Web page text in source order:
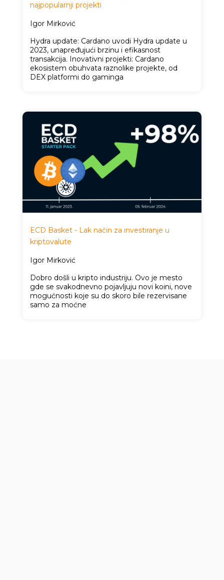
najpopularnji projekti
Igor Mirković
Hydra update: Cardano uvodi Hydra update u
2023, unapređujući brzinu i efikasnost
transakcija. Inovativni projekti: Cardano
ekosistem obuhvata raznolike projekte, od
DEX platformi do gaminga
ECD Basket - Lak način za investiranje u
kriptovalute
Igor Mirković
Dobro došli u kripto industriju. Ovo je mesto
gde se svakodnevno pojavljuju novi koini, nove
mogućnosti koje su do skoro bile rezervisane
samo za moćne